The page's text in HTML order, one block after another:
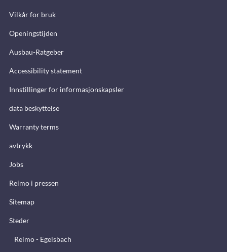
Vilkår for bruk
Openingstijden
Ausbau-Ratgeber
Accessibility statement
Innstillinger for informasjonskapsler
data beskyttelse
Warranty terms
avtrykk
Jobs
Reimo i pressen
Sitemap
Steder
Reimo - Egelsbach